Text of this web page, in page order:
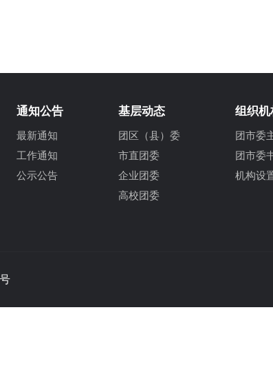
通知公告
最新通知
工作通知
公示公告
基层动态
团区（县）委
市直团委
企业团委
高校团委
组织机
团市委
团市委
机构设